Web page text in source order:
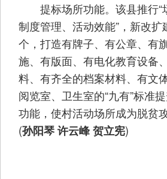
提标场所功能。该县推行“
制度管理、活动效能”，新改扩
个，打造有牌子、有公章、有
施、有版面、有电化教育设备
料、有齐全的档案材料、有文
阅览室、卫生室的“九有”标准
功能，使村活动场所成为脱贫
(孙阳琴 许云峰 贺立宪)